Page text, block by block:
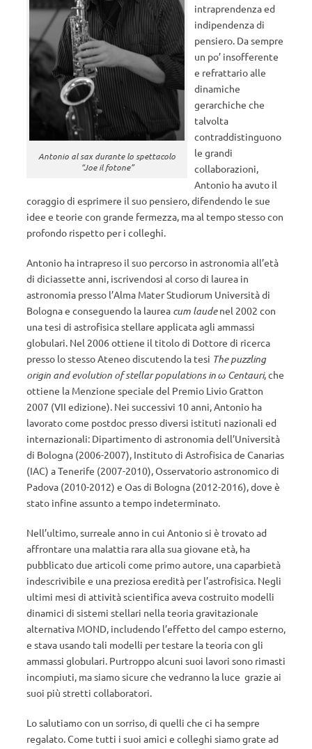
Antonio al sax durante lo spettacolo
“Joe il fotone”
intraprendenza ed
indipendenza di
pensiero. Da sempre
un po’ insofferente
e refrattario alle
dinamiche
gerarchiche che
talvolta
contraddistinguono
le grandi
collaborazioni,
Antonio ha avuto il
coraggio di esprimere il suo pensiero, difendendo le sue
idee e teorie con grande fermezza, ma al tempo stesso con
profondo rispetto per i colleghi.
Antonio ha intrapreso il suo percorso in astronomia all’età
di diciassette anni, iscrivendosi al corso di laurea in
astronomia presso l’Alma Mater Studiorum Università di
Bologna e conseguendo la laurea cum laudenel 2002 con
una tesi di astrofisica stellare applicata agli ammassi
globulari. Nel 2006 ottiene il titolo di Dottore di ricerca
presso lo stesso Ateneo discutendo la tesi The puzzling
origin and evolution of stellar populations in ω Centauri, che
ottiene la Menzione speciale del Premio Livio Gratton
2007 (VII edizione). Nei successivi 10 anni, Antonio ha
lavorato come postdoc presso diversi istituti nazionali ed
internazionali: Dipartimento di astronomia dell’Università
di Bologna (2006-2007), Instituto di Astrofisica de Canarias
(IAC) a Tenerife (2007-2010), Osservatorio astronomico di
Padova (2010-2012) e Oas di Bologna (2012-2016), dove è
stato infine assunto a tempo indeterminato.
Nell’ultimo, surreale anno in cui Antonio si è trovato ad
affrontare una malattia rara alla sua giovane età, ha
pubblicato due articoli come primo autore, una caparbietà
indescrivibile e una preziosa eredità per l’astrofisica. Negli
ultimi mesi di attività scientifica aveva costruito modelli
dinamici di sistemi stellari nella teoria gravitazionale
alternativa MOND, includendo l’effetto del campo esterno,
e stava usando tali modelli per testare la teoria con gli
ammassi globulari. Purtroppo alcuni suoi lavori sono rimasti
incompiuti, ma siamo sicure che vedranno la luce grazie ai
suoi più stretti collaboratori.
Lo salutiamo con un sorriso, di quelli che ci ha sempre
regalato. Come tutti i suoi amici e colleghi siamo grate ad